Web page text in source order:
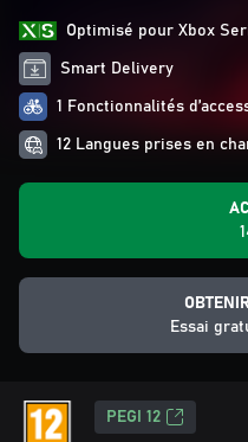
Optimisé pour Xbox
Smart Delivery
1 Fonctionnalités
12 Langues prises en
Essai
PEGI 12